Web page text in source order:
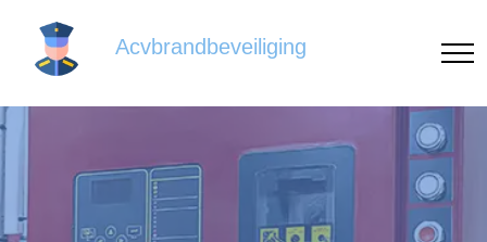
Acvbrandbeveiliging